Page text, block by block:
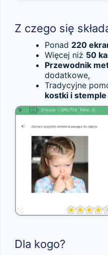
Z czego się
Ponad 220
Więcej niż 50
Przewodnik
dodatkowe,
Tradycyjne
kostki i stemple
Dla kogo?